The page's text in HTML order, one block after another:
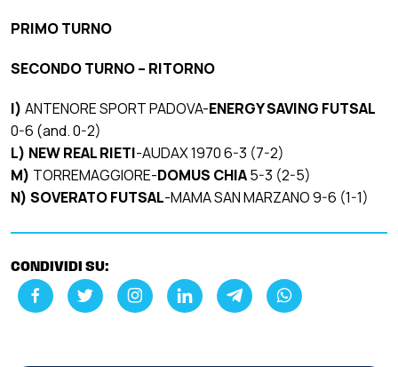
PRIMO TURNO
SECONDO TURNO – RITORNO
I) ANTENORE SPORT PADOVA-ENERGY SAVING FUTSAL
0-6 (and. 0-2)
L) NEW REAL RIETI-AUDAX 1970 6-3 (7-2)
M) TORREMAGGIORE-DOMUS CHIA5-3 (2-5)
N) SOVERATO FUTSAL-MAMA SAN MARZANO 9-6 (1-1)
CONDIVIDI SU: